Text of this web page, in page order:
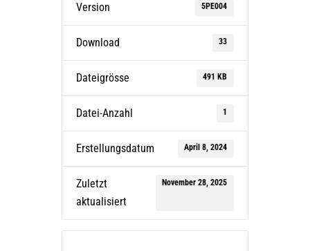
Version 5PE004
Download 33
Dateigrösse 491 KB
Datei-Anzahl 1
Erstellungsdatum April 8, 2024
Zuletzt
aktualisiert
November 28, 2025